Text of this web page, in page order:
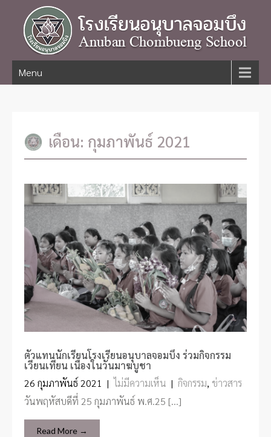
Menu
เดือน: กุมภาพันธ์ 2021
ตัวแทนนักเรียนโรงเรียนอนุบาลจอมบึง ร่วมกิจกรรม
เวียนเทียน เนื่องในวันมาฆบูชา
26 กุมภาพันธ์ 2021 | ไม่มีความเห็น | กิจกรรม, ข่าวสาร
วันพฤหัสบดีที่ 25 กุมภาพันธ์ พ.ศ.25 […]
Read More →